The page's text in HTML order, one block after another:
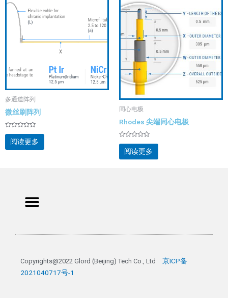
多通道阵列
微丝刷阵列
评
分
&sol;
阅读更多
同心电极
Rhodes 尖端同心电极
评
分
&sol;
阅读更多
Menu
Copyrights@2022 Glord (Beijing) Tech Co., Ltd 京ICP备
2021040717号-1